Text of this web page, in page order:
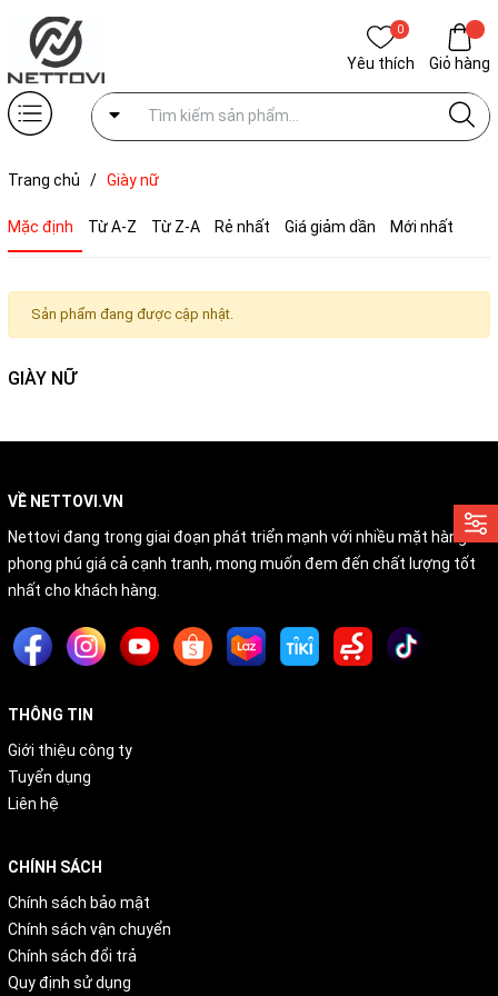
0
Yêu thích Giỏ hàng
Trang chủ / Giày nữ
Mặc định Từ A-Z Từ Z-A Rẻ nhất Giá giảm dần Mới nhất
Sản phẩm đang được cập nhật.
GIÀY NỮ
VỀ NETTOVI.VN
Nettovi đang trong giai đoạn phát triển mạnh với nhiều mặt hàng
phong phú giá cả cạnh tranh, mong muốn đem đến chất lượng tốt
nhất cho khách hàng.
THÔNG TIN
Giới thiệu công ty
Tuyển dụng
Liên hệ
CHÍNH SÁCH
Chính sách bảo mật
Chính sách vận chuyển
Chính sách đổi trả
Quy định sử dụng